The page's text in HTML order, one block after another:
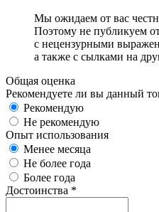
Мы ожидаем от вас
Поэтому не публикуем
с нецензурными
а также с сылками на
Общая оценка
Рекомендуете ли вы данный
Рекомендую
Не рекомендую
Опыт использования
Менее месяца
Не более года
Более года
Достоинства *